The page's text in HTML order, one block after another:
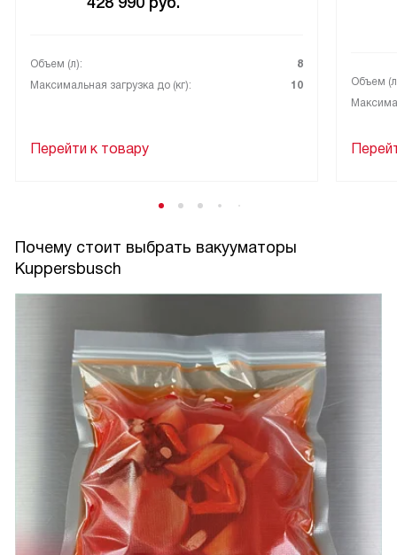
Объем (л):
8
Максимальная загрузка до (кг):
10
Перейти к товару
Объем
Почему стоит выбрать вакууматоры
Kuppersbusch